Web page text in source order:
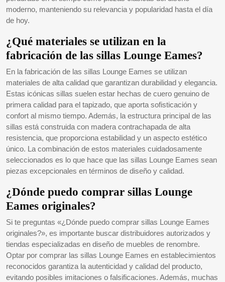
moderno, manteniendo su relevancia y popularidad hasta el día
de hoy.
¿Qué materiales se utilizan en la
fabricación de las sillas Lounge Eames?
En la fabricación de las sillas Lounge Eames se utilizan
materiales de alta calidad que garantizan durabilidad y elegancia.
Estas icónicas sillas suelen estar hechas de cuero genuino de
primera calidad para el tapizado, que aporta sofisticación y
confort al mismo tiempo. Además, la estructura principal de las
sillas está construida con madera contrachapada de alta
resistencia, que proporciona estabilidad y un aspecto estético
único. La combinación de estos materiales cuidadosamente
seleccionados es lo que hace que las sillas Lounge Eames sean
piezas excepcionales en términos de diseño y calidad.
¿Dónde puedo comprar sillas Lounge
Eames originales?
Si te preguntas «¿Dónde puedo comprar sillas Lounge Eames
originales?», es importante buscar distribuidores autorizados y
tiendas especializadas en diseño de muebles de renombre.
Optar por comprar las sillas Lounge Eames en establecimientos
reconocidos garantiza la autenticidad y calidad del producto,
evitando posibles imitaciones o falsificaciones. Además, muchas